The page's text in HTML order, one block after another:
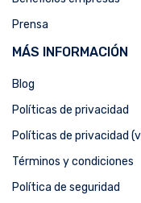
Prensa
MÁS INFORMACIÓN
Blog
Políticas de privacidad
Políticas de privacidad
Términos y condiciones
Política de seguridad